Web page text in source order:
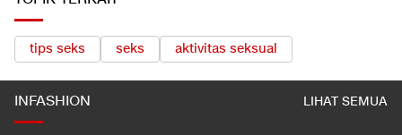
TOPIK TERKAIT